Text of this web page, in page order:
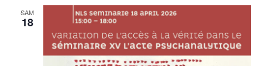
SAM
18